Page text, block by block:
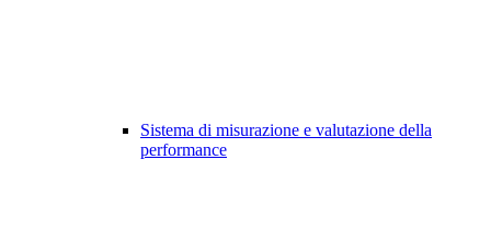
Sistema di misurazione e valutazione della
performance